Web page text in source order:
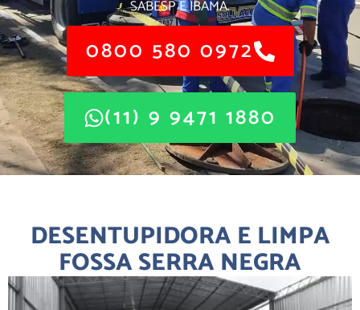
SABESP E IBAMA.
0800 580 0972
(11) 9 9471 1880
DESENTUPIDORA E LIMPA
FOSSA SERRA NEGRA